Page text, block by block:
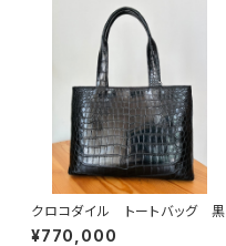
クロコダイル トートバッグ 黒
¥770,000